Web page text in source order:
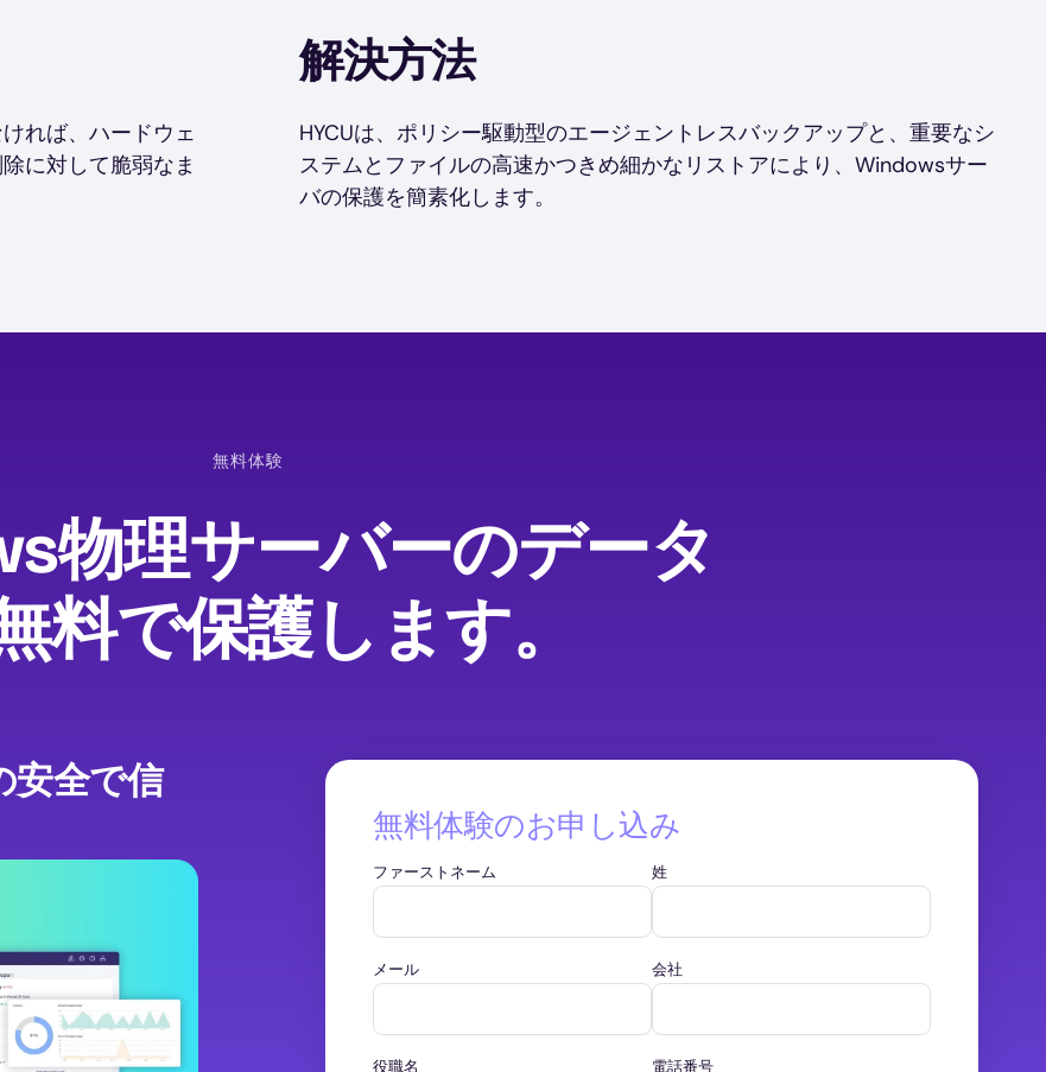
れば、ハードウェ
に対して脆弱なま
解決方法
HYCUは、ポリシー駆動型のエージェントレスバックアップと、重要なシ
ステムとファイルの高速かつきめ細かなリストアにより、Windowsサー
バの保護を簡素化します。
無料体験
物理サーバーのデータ
料で保護します。
安全で信
無料体験のお申し込み
ファーストネーム 姓
メール 会社
役職名 電話番号